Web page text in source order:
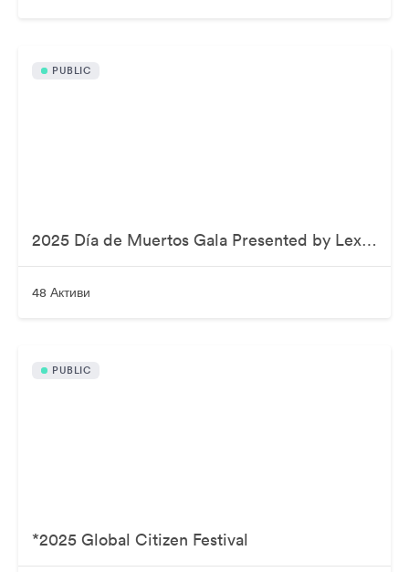
PUBLIC
2025 Día de Muertos Gala Presented by Lexus, Tequila Don Julio, Nike, DNERO, Calamigos Ranch and Maremoto
48 Активи
PUBLIC
*2025 Global Citizen Festival